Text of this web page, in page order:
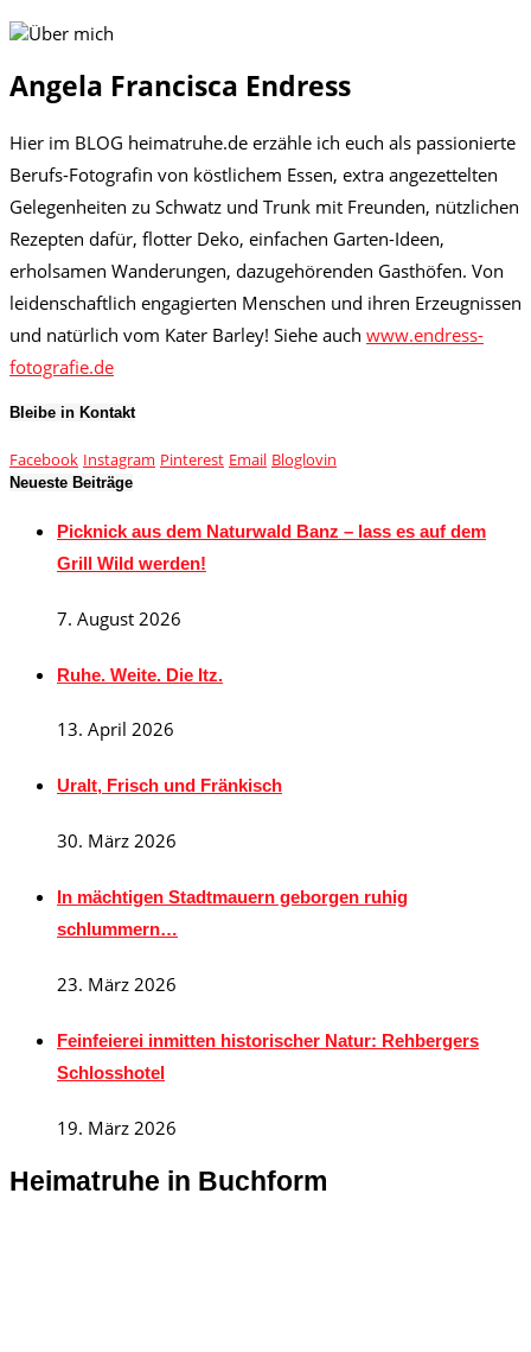
Angela Francisca Endress
Hier im BLOG heimatruhe.de erzähle ich euch als passionierte
Berufs-Fotografin von köstlichem Essen, extra angezettelten
Gelegenheiten zu Schwatz und Trunk mit Freunden, nützlichen
Rezepten dafür, flotter Deko, einfachen Garten-Ideen,
erholsamen Wanderungen, dazugehörenden Gasthöfen. Von
leidenschaftlich engagierten Menschen und ihren Erzeugnissen
und natürlich vom Kater Barley! Siehe auch www.endress-
fotografie.de
Bleibe in Kontakt
Facebook Instagram Pinterest Email Bloglovin
Neueste Beiträge
Picknick aus dem Naturwald Banz – lass es auf dem
Grill Wild werden!
7. August 2026
Ruhe. Weite. Die Itz.
13. April 2026
Uralt, Frisch und Fränkisch
30. März 2026
In mächtigen Stadtmauern geborgen ruhig
schlummern…
23. März 2026
Feinfeierei inmitten historischer Natur: Rehbergers
Schlosshotel
19. März 2026
Heimatruhe in Buchform